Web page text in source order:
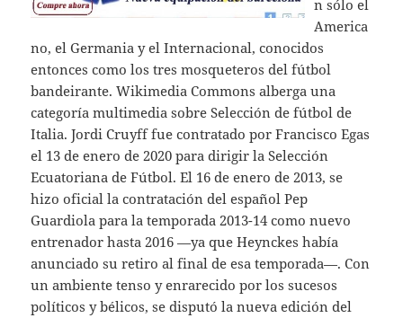
n sólo el
America
no, el Germania y el Internacional, conocidos
entonces como los tres mosqueteros del fútbol
bandeirante. Wikimedia Commons alberga una
categoría multimedia sobre Selección de fútbol de
Italia. Jordi Cruyff fue contratado por Francisco Egas
el 13 de enero de 2020 para dirigir la Selección
Ecuatoriana de Fútbol. El 16 de enero de 2013, se
hizo oficial la contratación del español Pep
Guardiola para la temporada 2013-14 como nuevo
entrenador hasta 2016 —ya que Heynckes había
anunciado su retiro al final de esa temporada—. Con
un ambiente tenso y enrarecido por los sucesos
políticos y bélicos, se disputó la nueva edición del